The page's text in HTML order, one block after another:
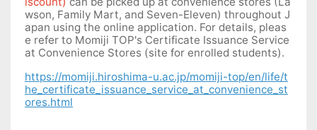
wson, Family Mart, and Seven-Eleven) throughout J
apan using the online application. For details, pleas
e refer to Momiji TOP's Certificate Issuance Service
at Convenience Stores (site for enrolled students).
https://momiji.hiroshima-u.ac.jp/momiji-top/en/life/t
he_certificate_issuance_service_at_convenience_st
ores.html